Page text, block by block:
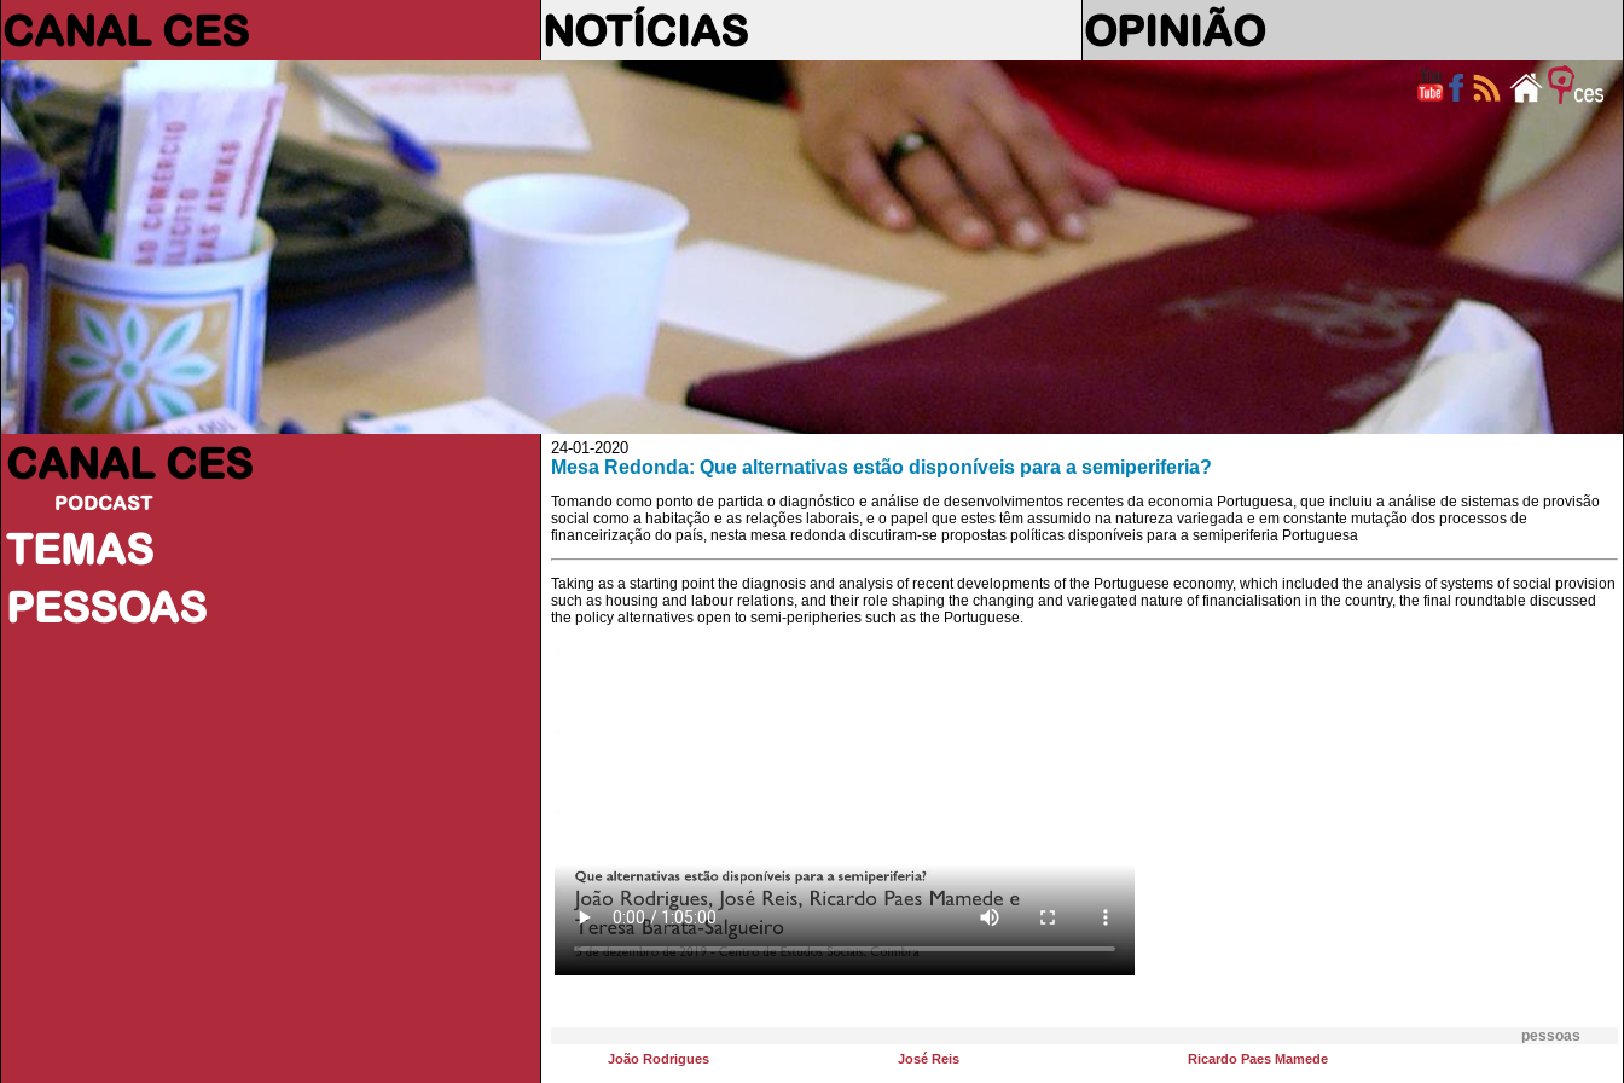
CANAL CES NOTÍCIAS OPINIÃO
CANAL CES
PODCAST
TEMAS
PESSOAS
24-01-2020
Mesa Redonda: Que alternativas estão disponíveis para a semiperiferia?
Tomando como ponto de partida o diagnóstico e análise de desenvolvimentos recentes da economia Portuguesa, que incluiu a análise de sistemas de provisão
social como a habitação e as relações laborais, e o papel que estes têm assumido na natureza variegada e em constante mutação dos processos de
financeirização do país, nesta mesa redonda discutiram-se propostas políticas disponíveis para a semiperiferia Portuguesa
Taking as a starting point the diagnosis and analysis of recent developments of the Portuguese economy, which included the analysis of systems of social provision
such as housing and labour relations, and their role shaping the changing and variegated nature of financialisation in the country, the final roundtable discussed
the policy alternatives open to semi-peripheries such as the Portuguese.
pessoas
João Rodrigues José Reis Ricardo Paes Mamede